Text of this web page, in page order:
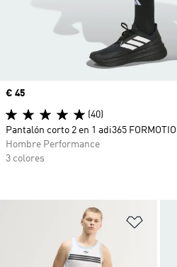
Precio
€ 45
(40)
Pantalón corto 2 en 1 adi365
Hombre Performance
3 colores